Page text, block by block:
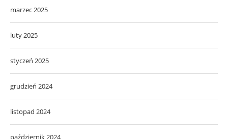
marzec 2025
luty 2025
styczeń 2025
grudzień 2024
listopad 2024
październik 2024